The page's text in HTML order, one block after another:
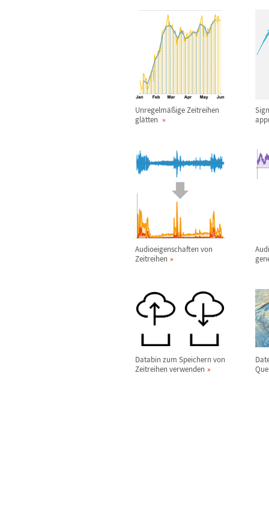
Unregelmäßige Zeitreihen
glätten
Audioeigenschaften von
Zeitreihen
Databin zum Speichern von
Zeitreihen verwenden